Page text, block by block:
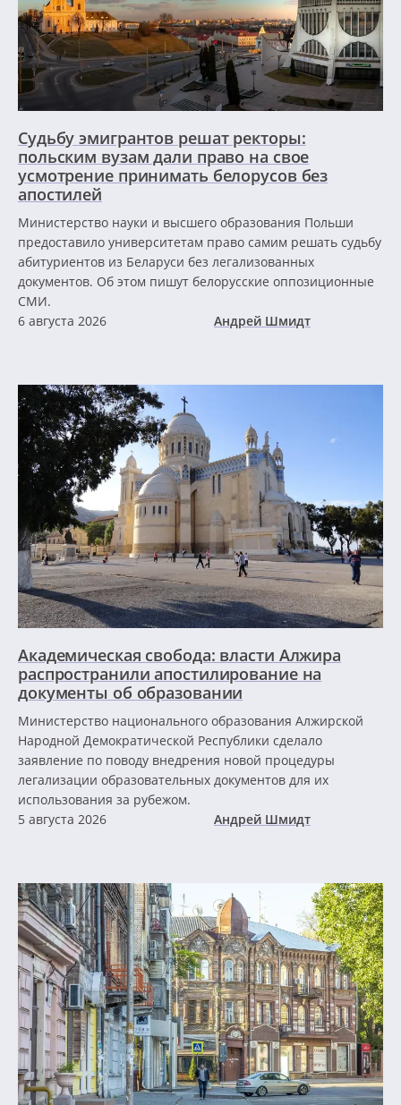
Судьбу эмигрантов решат ректоры:
польским вузам дали право на свое
усмотрение принимать белорусов без
апостилей
Министерство науки и высшего образования Польши
предоставило университетам право самим решать судьбу
абитуриентов из Беларуси без легализованных
документов. Об этом пишут белорусские оппозиционные
СМИ.
6 августа 2026
Андрей Шмидт
Академическая свобода: власти Алжира
распространили апостилирование на
документы об образовании
Министерство национального образования Алжирской
Народной Демократической Республики сделало
заявление по поводу внедрения новой процедуры
легализации образовательных документов для их
использования за рубежом.
5 августа 2026
Андрей Шмидт